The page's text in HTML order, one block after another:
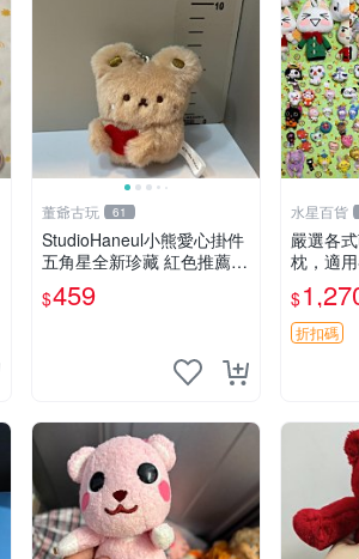
董爺古玩 61
StudioHaneul小熊愛心掛件
五角星全新珍藏 紅色推薦收
藏 玩具掛飾 掛件 新品
$459
水星百貨
嚴選各
枕，適
玩具、
$
折扣碼